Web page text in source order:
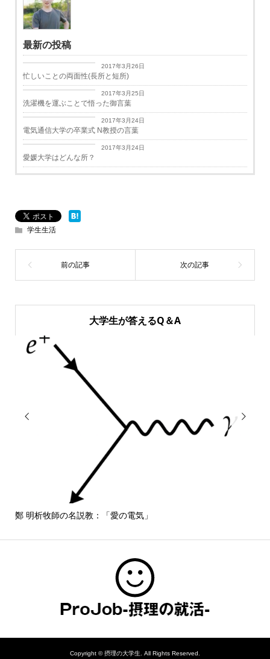
最新の投稿
2017年3月26日
忙しいことの両面性(長所と短所)
日々思うこと
2017年3月25日
洗濯機を運ぶことで悟った御言葉
学生生活
2017年3月24日
電気通信大学の卒業式 N教授の言葉
学生生活
2017年3月24日
愛媛大学はどんな所？
学生生活
大学生が答えるQ＆A

鄭 明析牧師の名説教：「愛の電気」

Copyright ©摂理の大学生. All Rights Reserved.